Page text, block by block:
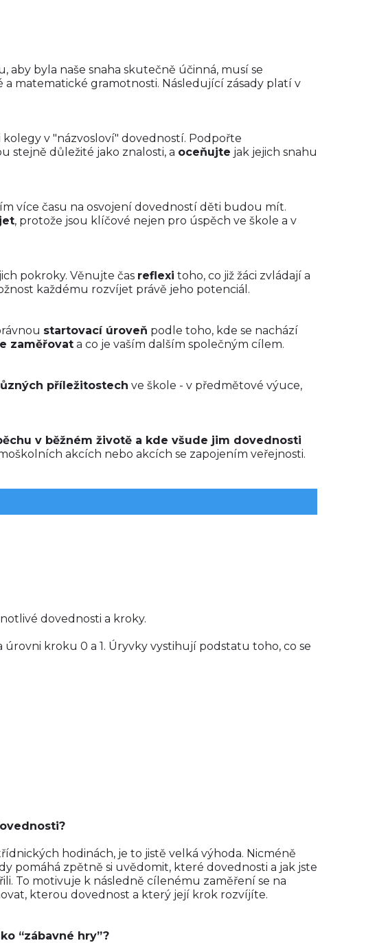
aby byla naše snaha skutečně účinná, musí se
matematické gramotnosti. Následující zásady platí v
kolegy v "názvosloví" dovedností. Podpořte
stejně důležité jako znalosti, a oceňujte jak jejich snahu
více času na osvojení dovedností děti budou mít.
, protože jsou klíčové nejen pro úspěch ve škole a v
pokroky. Věnujte čas reflexi toho, co již žáci zvládají a
každému rozvíjet právě jeho potenciál.
startovací úroveň podle toho, kde se nachází
zaměřovat a co je vaším dalším společným cílem.
příležitostech ve škole - v předmětové výuce,
v běžném životě a kde všude jim dovednosti
akcích nebo akcích se zapojením veřejnosti.
dovednosti a kroky.
kroku 0 a 1. Úryvky vystihují podstatu toho, co se
hodinách, je to jistě velká výhoda. Nicméně
pomáhá zpětně si uvědomit, které dovednosti a jak jste
To motivuje k následně cílenému zaměření se na
kterou dovednost a který její krok rozvíjíte.
“zábavné hry”?